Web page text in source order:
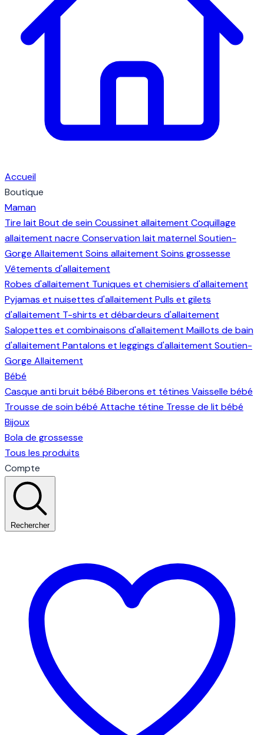
Accueil
Boutique
Maman
Tire lait Bout de seinCoussinet allaitement Coquillage
allaitement nacre Conservation lait maternelSoutien-
Gorge Allaitement Soins allaitement Soins grossesse
Vêtements d'allaitement
Robes d'allaitement Tuniques et chemisiers d'allaitement
Pyjamas et nuisettes d'allaitement Pulls et gilets
d'allaitement T-shirts et débardeurs d'allaitement
Salopettes et combinaisons d'allaitement Maillots de bain
d'allaitement Pantalons et leggings d'allaitement Soutien-
Gorge Allaitement
Bébé
Casque anti bruit bébé Biberons et tétines Vaisselle bébé
Trousse de soin bébé Attache tétine Tresse de lit bébé
Bijoux
Bola de grossesse
Tous les produits
Compte
Rechercher